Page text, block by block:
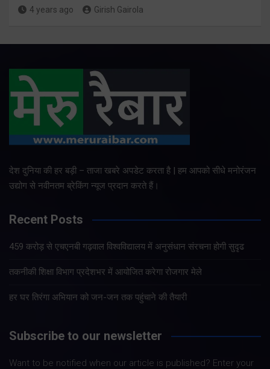
4 years ago Girish Gairola
देश दुनिया की हर बड़ी – ताजा खबरे अपडेट करता है | हम आपको सीधे मनोरंजन
उद्योग से नवीनतम ब्रेकिंग न्यूज प्रदान करते हैं।
Recent Posts
459 करोड़ से एचएनबी गढ़वाल विश्वविद्यालय में अनुसंधान संरचना होगी सुदृढ
तकनीकी शिक्षा विभाग प्रदेशभर में आयोजित करेगा रोजगार मेले
हर घर तिरंगा अभियान को जन-जन तक पहुंचाने की तैयारी
Subscribe to our newsletter
Want to be notified when our article is published? Enter your